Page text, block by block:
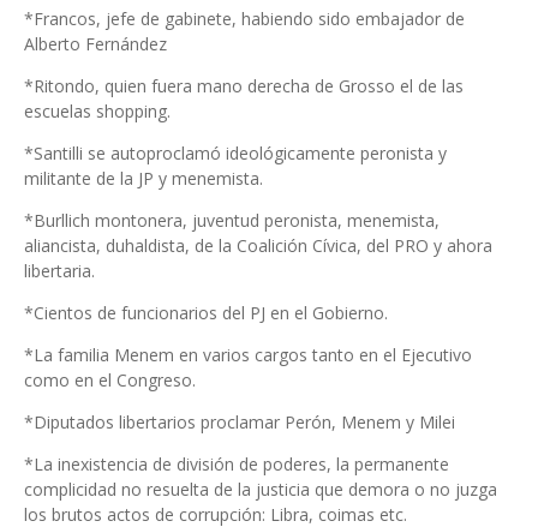
*Francos, jefe de gabinete, habiendo sido embajador de
Alberto Fernández
*Ritondo, quien fuera mano derecha de Grosso el de las
escuelas shopping.
*Santilli se autoproclamó ideológicamente peronista y
militante de la JP y menemista.
*Burllich montonera, juventud peronista, menemista,
aliancista, duhaldista, de la Coalición Cívica, del PRO y ahora
libertaria.
*Cientos de funcionarios del PJ en el Gobierno.
*La familia Menem en varios cargos tanto en el Ejecutivo
como en el Congreso.
*Diputados libertarios proclamar Perón, Menem y Milei
*La inexistencia de división de poderes, la permanente
complicidad no resuelta de la justicia que demora o no juzga
los brutos actos de corrupción: Libra, coimas etc.